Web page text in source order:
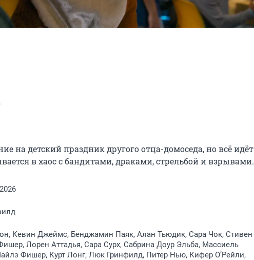
на детский праздник другого отца-домоседа, но всё идёт
в хаос с бандитами, драками, стрельбой и взрывами.
Кевин Джеймс, Бенджамин Паяк, Алан Тьюдик, Сара Чок, Стивен
Лорен Аттадья, Сара Сурх, Сабрина Доур Эльба, Массиель
Фишер, Курт Лонг, Люк Гринфилд, Питер Нью, Кифер О’Рейли,